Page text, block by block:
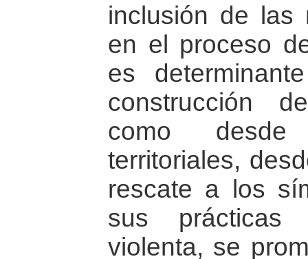
inclusión de las
en el proceso
es
construcción
como desde
territoriales,
rescate a los
sus
violenta, se